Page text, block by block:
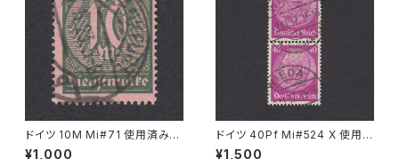
ドイツ 10M Mi#71 使用済み切
手｜FRANKFURT 11.5.1923
¥1,000
ドイツ 40Pf Mi#524 X 使用済
み切手｜WIEDA 2.11.1937
¥1,500